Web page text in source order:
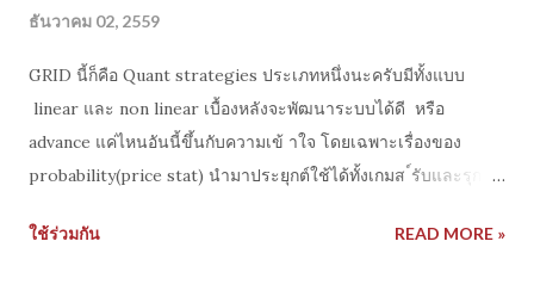
ธันวาคม 02, 2559
GRID นี้ก็คือ Quant strategies ประเภทหนึ่งนะครับมีทั้งแบบ
linear และ non linear เบื้องหลังจะพัฒนาระบบได้ดี หรือ
advance แค่ไหนอันนี้ขึ้นกับความเข้ าใจ โดยเฉพาะเรื่องของ
probability(price stat) นำมาประยุกต์ใช้ได้ทั้งเกมส ์รับและรุก
เงิน ไปให้ถึงจุด CP (low probability) เพื่อป้องกัน risk ส่วนจะเล่น
ใช้ร่วมกัน READ MORE »